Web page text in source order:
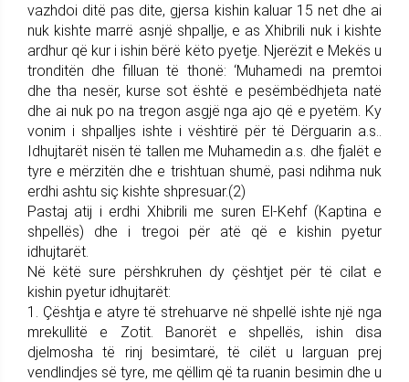
vazhdoi ditë pas dite, gjersa kishin kaluar 15 net dhe ai
nuk kishte marrë asnjë shpallje, e as Xhibrili nuk i kishte
ardhur që kur i ishin bërë këto pyetje. Njerëzit e Mekës u
tronditën dhe filluan të thonë: ‘Muhamedi na premtoi
dhe tha nesër, kurse sot është e pesëmbëdhjeta natë
dhe ai nuk po na tregon asgjë nga ajo që e pyetëm. Ky
vonim i shpalljes ishte i vështirë për të Dërguarin a.s..
Idhujtarët nisën të tallen me Muhamedin a.s. dhe fjalët e
tyre e mërzitën dhe e trishtuan shumë, pasi ndihma nuk
erdhi ashtu siç kishte shpresuar.(2)
Pastaj atij i erdhi Xhibrili me suren El-Kehf (Kaptina e
shpellës) dhe i tregoi për atë që e kishin pyetur
idhujtarët.
Në këtë sure përshkruhen dy çështjet për të cilat e
kishin pyetur idhujtarët:
1. Çështja e atyre të strehuarve në shpellë ishte një nga
mrekullitë e Zotit. Banorët e shpellës, ishin disa
djelmosha të rinj besimtarë, të cilët u larguan prej
vendlindjes së tyre, me qëllim që ta ruanin besimin dhe u